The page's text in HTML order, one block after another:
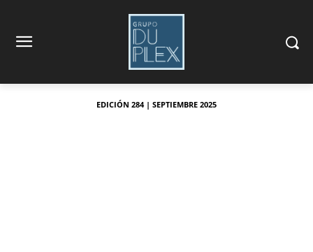
EDICIÓN 284 | SEPTIEMBRE 2025